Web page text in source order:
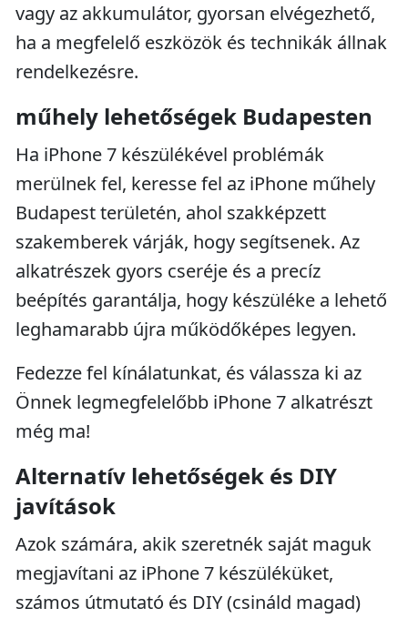
vagy az akkumulátor, gyorsan elvégezhető,
ha a megfelelő eszközök és technikák állnak
rendelkezésre.
műhely lehetőségek Budapesten
Ha iPhone 7 készülékével problémák
merülnek fel, keresse fel az iPhone műhely
Budapest területén, ahol szakképzett
szakemberek várják, hogy segítsenek. Az
alkatrészek gyors cseréje és a precíz
beépítés garantálja, hogy készüléke a lehető
leghamarabb újra működőképes legyen.
Fedezze fel kínálatunkat, és válassza ki az
Önnek legmegfelelőbb iPhone 7 alkatrészt
még ma!
Alternatív lehetőségek és DIY
javítások
Azok számára, akik szeretnék saját maguk
megjavítani az iPhone 7 készüléküket,
számos útmutató és DIY (csináld magad)